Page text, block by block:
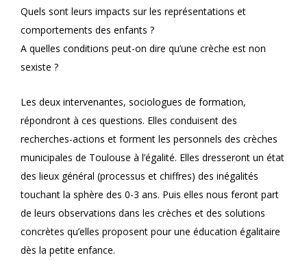
Quels sont leurs impacts sur les représentations et
comportements des enfants ?
A quelles conditions peut-on dire qu’une crèche est non
sexiste ?
Les deux intervenantes, sociologues de formation,
répondront à ces questions. Elles conduisent des
recherches-actions et forment les personnels des crèches
municipales de Toulouse à l’égalité. Elles dresseront un état
des lieux général (processus et chiffres) des inégalités
touchant la sphère des 0-3 ans. Puis elles nous feront part
de leurs observations dans les crèches et des solutions
concrètes qu’elles proposent pour une éducation égalitaire
dès la petite enfance.